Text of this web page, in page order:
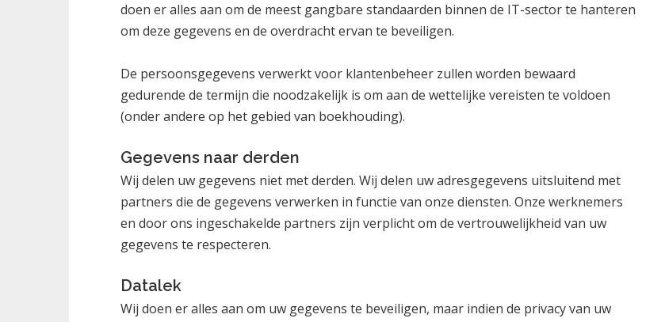
doen er alles aan om de meest gangbare standaarden binnen de IT-sector te hanteren
om deze gegevens en de overdracht ervan te beveiligen.
De persoonsgegevens verwerkt voor klantenbeheer zullen worden bewaard
gedurende de termijn die noodzakelijk is om aan de wettelijke vereisten te voldoen
(onder andere op het gebied van boekhouding).
Gegevens naar derden
Wij delen uw gegevens niet met derden. Wij delen uw adresgegevens uitsluitend met
partners die de gegevens verwerken in functie van onze diensten. Onze werknemers
en door ons ingeschakelde partners zijn verplicht om de vertrouwelijkheid van uw
gegevens te respecteren.
Datalek
Wij doen er alles aan om uw gegevens te beveiligen, maar indien de privacy van uw